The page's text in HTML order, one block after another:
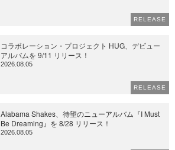
RELEASE
コラボレーション・プロジェクト HUG、デビュー
アルバムを 9/11 リリース！
2026.08.05
RELEASE
Alabama Shakes、待望のニューアルバム『I Must
Be Dreaming』を 8/28 リリース！
2026.08.05